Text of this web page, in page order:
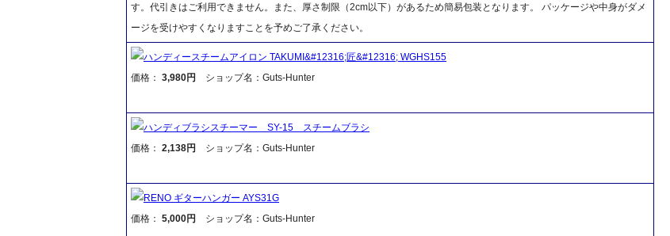
す。代引きはご利用できません。また、厚さ制限（2cm以下）があるため簡易包装となります。 パッケージや中身がダメ
ージを受けやすくなりますことを予めご了承ください。
ハンディースチームアイロン TAKUMI&#12316;匠&#12316; WGHS155
価格： 3,980円 ショップ名：Guts-Hunter
ハンディブラシスチーマー SY-15 スチームブラシ
価格： 2,138円 ショップ名：Guts-Hunter
RENO ギターハンガー AYS31G
価格： 5,000円 ショップ名：Guts-Hunter